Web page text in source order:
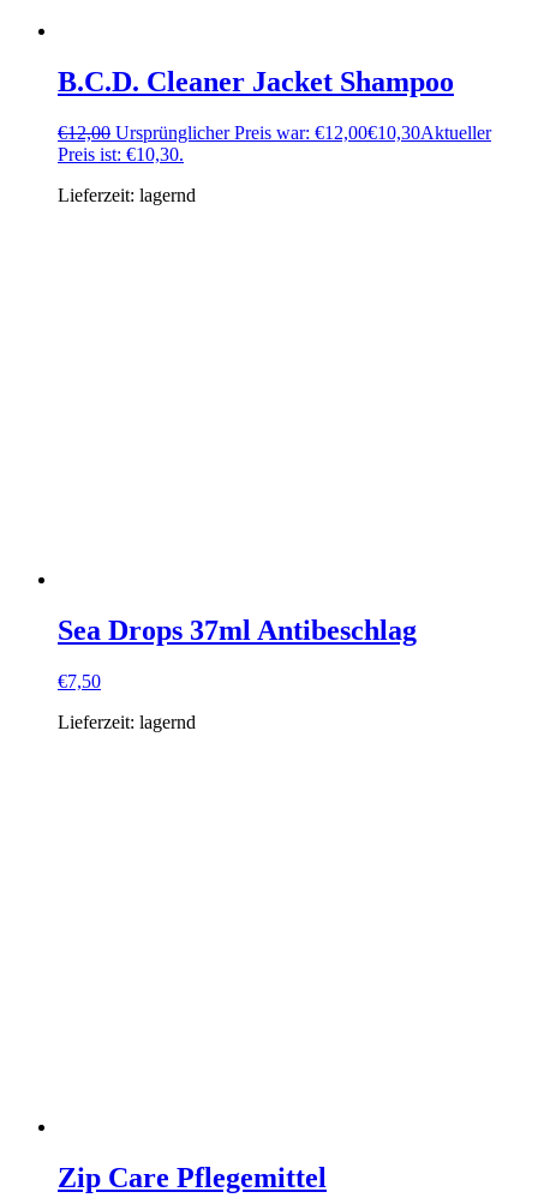
B.C.D. Cleaner Jacket Shampoo
€12,00 Ursprünglicher Preis war: €12,00€10,30Aktueller
Preis ist: €10,30.
Lieferzeit: lagernd
Sea Drops 37ml Antibeschlag
€7,50
Lieferzeit: lagernd
Zip Care Pflegemittel